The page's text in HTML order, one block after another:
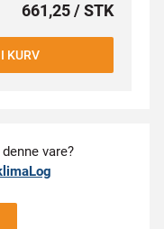
661,25 / STK
KURV
vare?